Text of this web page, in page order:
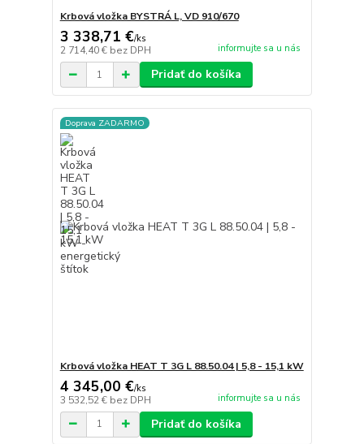
Krbová vložka BYSTRÁ L, VD 910/670
3 338,71 €/ks
2 714,40 € bez DPH informujte sa u nás
Pridať do košíka
Doprava ZADARMO
Krbová vložka HEAT T 3G L 88.50.04 | 5,8 - 15,1 kW
4 345,00 €/ks
3 532,52 € bez DPH informujte sa u nás
Pridať do košíka